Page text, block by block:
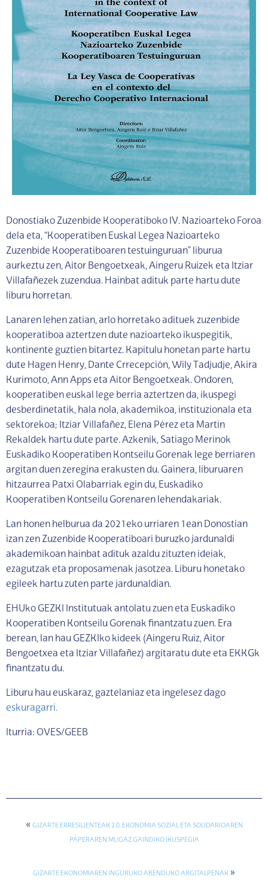
Donostiako Zuzenbide Kooperatiboko IV. Nazioarteko Foroa
dela eta, “Kooperatiben Euskal Legea Nazioarteko
Zuzenbide Kooperatiboaren testuinguruan” liburua
aurkeztu zen, Aitor Bengoetxeak, Aingeru Ruizek eta Itziar
Villafañezek zuzendua. Hainbat adituk parte hartu dute
liburu horretan.
Lanaren lehen zatian, arlo horretako adituek zuzenbide
kooperatiboa aztertzen dute nazioarteko ikuspegitik,
kontinente guztien bitartez. Kapitulu honetan parte hartu
dute Hagen Henry, Dante Crrecepción, Wily Tadjudje, Akira
Kurimoto, Ann Apps eta Aitor Bengoetxeak. Ondoren,
kooperatiben euskal lege berria aztertzen da, ikuspegi
desberdinetatik, hala nola, akademikoa, instituzionala eta
sektorekoa; Itziar Villafañez, Elena Pérez eta Martin
Rekaldek hartu dute parte. Azkenik, Satiago Merinok
Euskadiko Kooperatiben Kontseilu Gorenak lege berriaren
argitan duen zeregina erakusten du. Gainera, liburuaren
hitzaurrea Patxi Olabarriak egin du, Euskadiko
Kooperatiben Kontseilu Gorenaren lehendakariak.
Lan honen helburua da 2021eko urriaren 1ean Donostian
izan zen Zuzenbide Kooperatiboari buruzko jardunaldi
akademikoan hainbat adituk azaldu zituzten ideiak,
ezagutzak eta proposamenak jasotzea. Liburu honetako
egileek hartu zuten parte jardunaldian.
EHUko GEZKI Institutuak antolatu zuen eta Euskadiko
Kooperatiben Kontseilu Gorenak finantzatu zuen. Era
berean, lan hau GEZKIko kideek (Aingeru Ruiz, Aitor
Bengoetxea eta Itziar Villafañez) argitaratu dute eta EKKGk
finantzatu du.
Liburu hau euskaraz, gaztelaniaz eta ingelesez dago
eskuragarri.
Iturria: OVES/GEEB
« GIZARTE ERRESILIENTEAK 2.0. EKONOMIA SOZIAL ETA SOLIDARIOAREN
PAPERAREN MUGAZ GAINDIKO IKUSPEGIA
GIZARTE EKONOMIAREN INGURUKO ABENDUKO ARGITALPENAK »